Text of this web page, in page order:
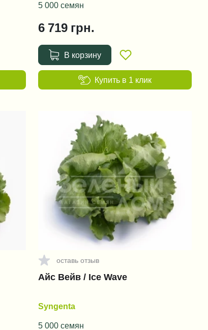
5 000 семян
6 719грн.
В корзину
Купить в 1 клик
оставь отзыв
Айс Вейв / Ice Wave
Syngenta
5 000 семян